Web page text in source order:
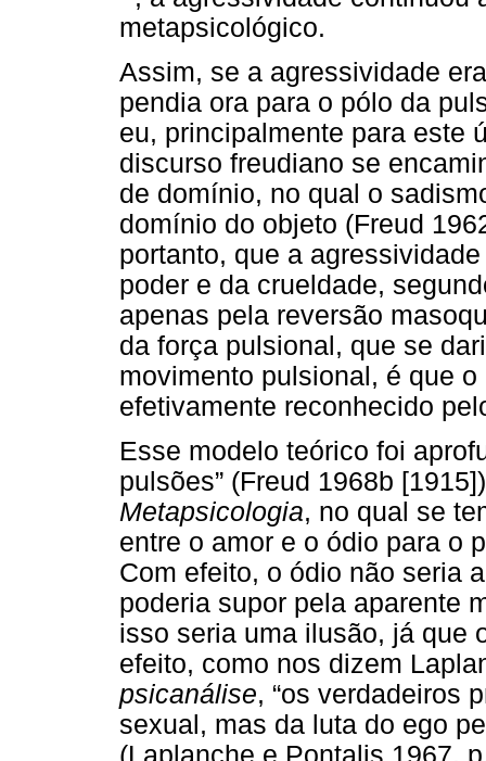
metapsicológico.
Assim, se a agressividade
pendia ora para o pólo da
eu, principalmente para este
discurso freudiano se
de domínio, no qual o
domínio do objeto (Freud
portanto, que a
poder e da crueldade,
apenas pela reversão
da força pulsional, que se
movimento pulsional, é que
efetivamente reconhecido
Esse modelo teórico foi
pulsões” (Freud 1968b
Metapsicologia, no qual se
entre o amor e o ódio para o
Com efeito, o ódio não seria
poderia supor pela aparente
isso seria uma ilusão, já que
efeito, como nos dizem
psicanálise, “os verdadeiros
sexual, mas da luta do ego
(Laplanche e Pontalis 1967,